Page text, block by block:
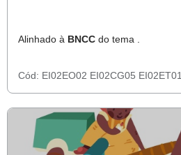
Alinhado à BNCC do tema .
Cód: EI02EO02 EI02CG05 EI02ET01